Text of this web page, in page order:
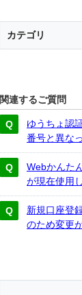
カテゴリ
関連するご質問
ゆうちょ認
番号と異な
Webかんた
が現在使用
新規口座登
のため変更